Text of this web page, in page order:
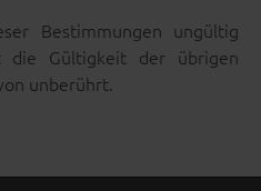
Bestimmungen ungültig
die Gültigkeit der übrigen
unberührt.